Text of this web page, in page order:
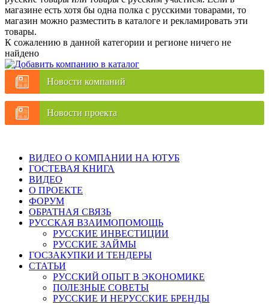
магазине есть хотя бы одна полка с русскими товарами, то
магазин можно разместить в каталоге и рекламировать эти
товары.
К сожалению в данной категории и регионе ничего не
найдено
Новости компаний
Новости проекта
ВИДЕО О КОМПАНИИ НА ЮТУБ
ГОСТЕВАЯ КНИГА
ВИДЕО
О ПРОЕКТЕ
ФОРУМ
ОБРАТНАЯ СВЯЗЬ
РУССКАЯ ВЗАИМОПОМОЩЬ
РУССКИЕ ИНВЕСТИЦИИ
РУССКИЕ ЗАЙМЫ
ГОСЗАКУПКИ И ТЕНДЕРЫ
СТАТЬИ
РУССКИЙ ОПЫТ В ЭКОНОМИКЕ
ПОЛЕЗНЫЕ СОВЕТЫ
РУССКИЕ И НЕРУССКИЕ БРЕНДЫ